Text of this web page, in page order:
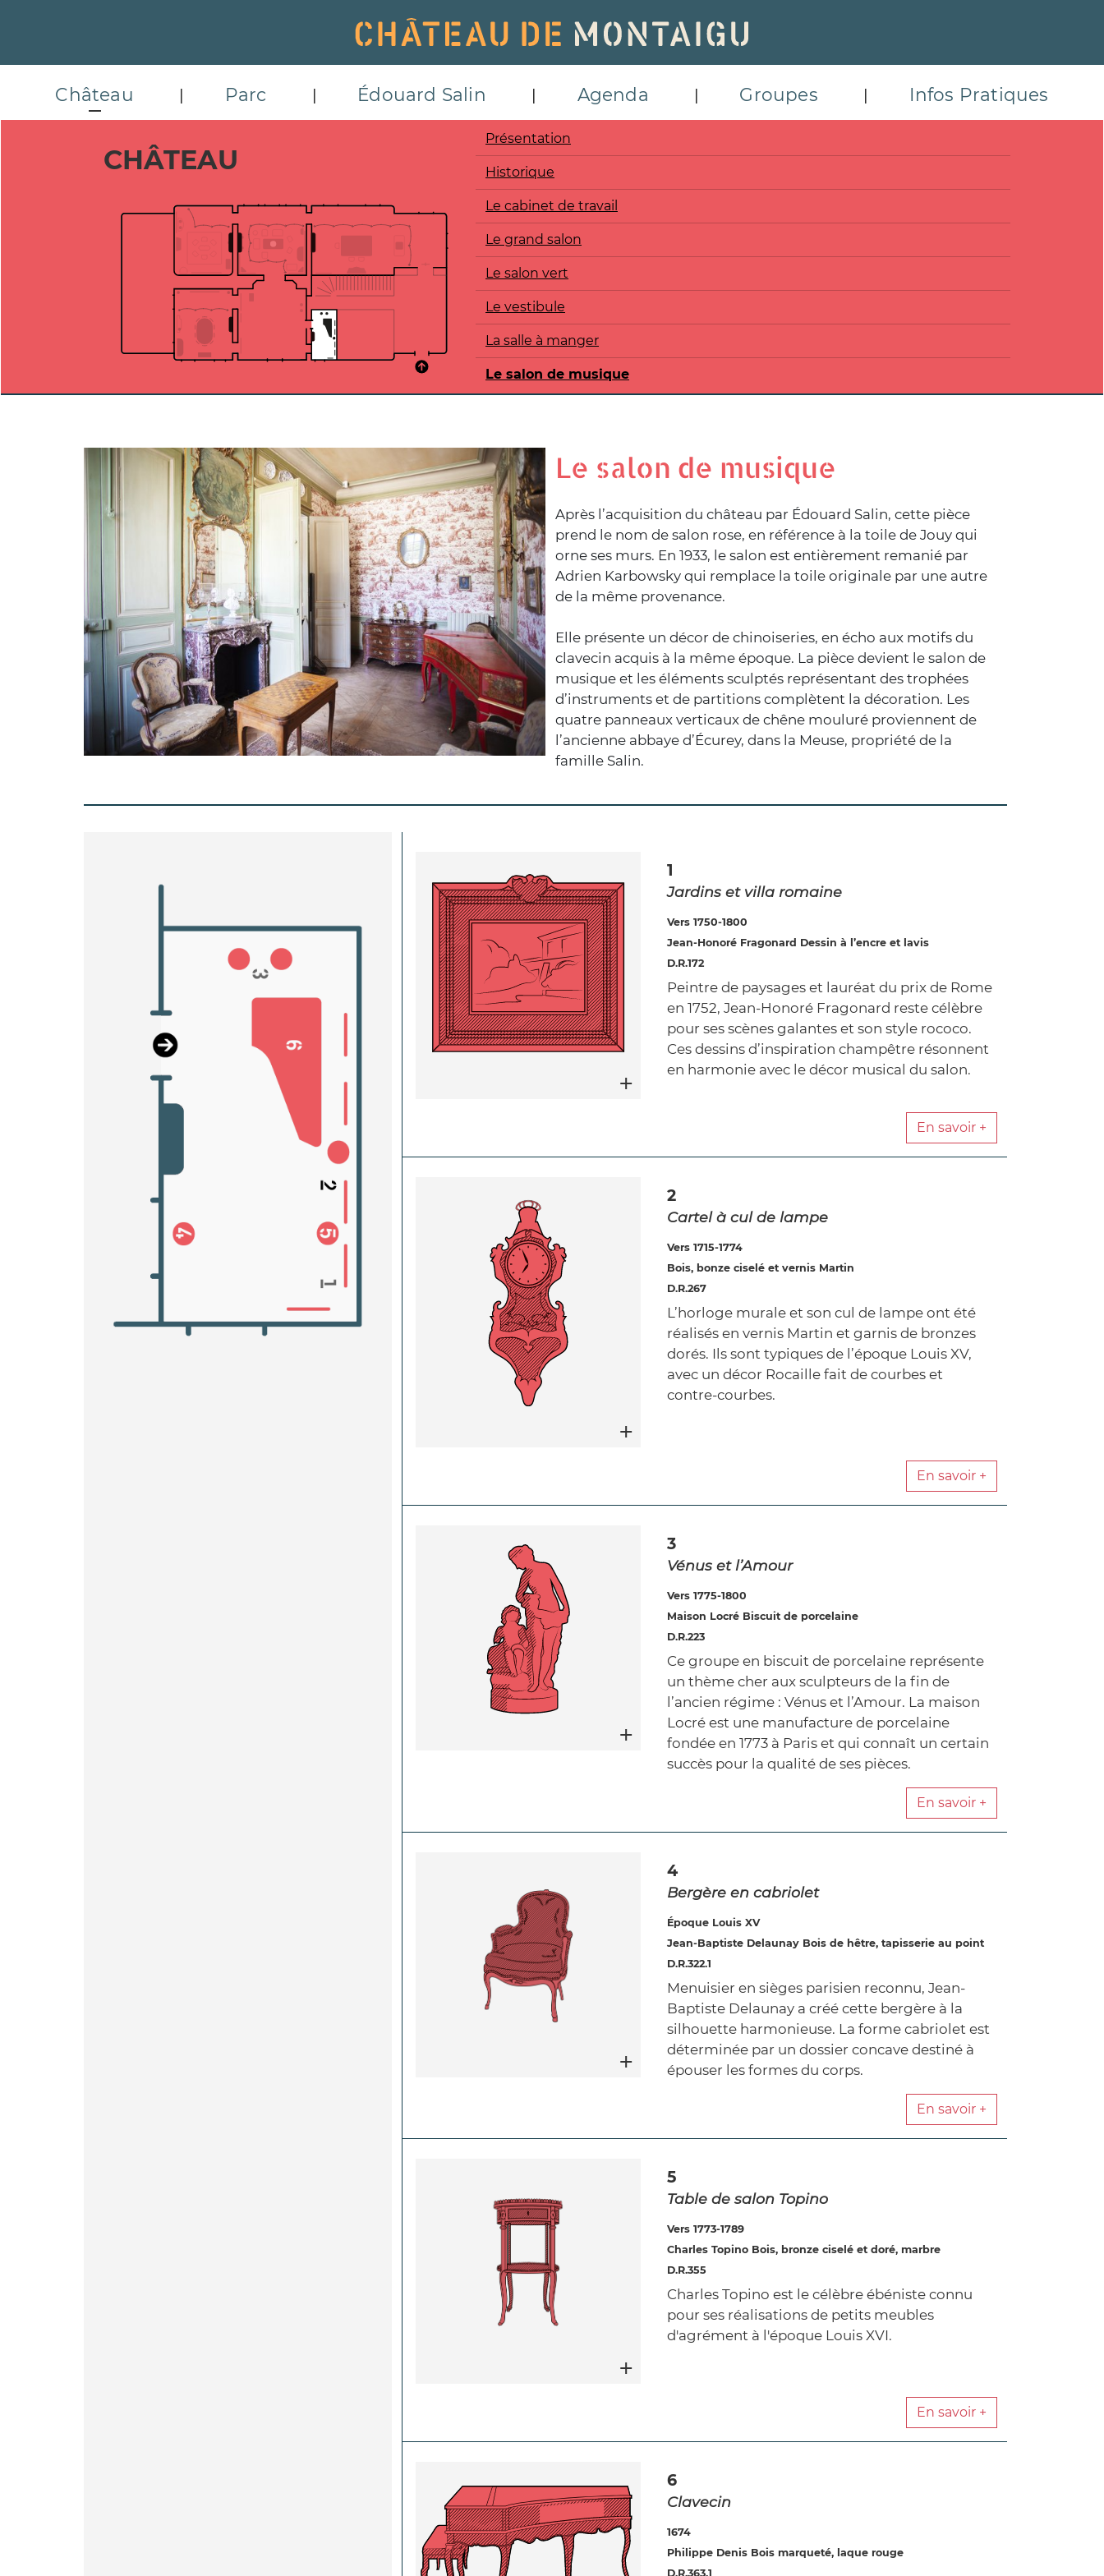
Château Parc Édouard Salin Agenda Groupes Infos Pratiques
CHÂTEAU
Présentation
Historique
Le cabinet de travail
Le grand salon
Le salon vert
Le vestibule
La salle à manger
Le salon de musique
Le salon de musique
Après l’acquisition du château par Édouard Salin, cette pièce
prend le nom de salon rose, en référence à la toile de Jouy qui
orne ses murs. En 1933, le salon est entièrement remanié par
Adrien Karbowsky qui remplace la toile originale par une autre
de la même provenance.
Elle présente un décor de chinoiseries, en écho aux motifs du
clavecin acquis à la même époque. La pièce devient le salon de
musique et les éléments sculptés représentant des trophées
d’instruments et de partitions complètent la décoration. Les
quatre panneaux verticaux de chêne mouluré proviennent de
l’ancienne abbaye d’Écurey, dans la Meuse, propriété de la
famille Salin.
1
Jardins et villa romaine
Vers 1750-1800
Jean-Honoré Fragonard Dessin à l’encre et lavis
D.R.172
Peintre de paysages et lauréat du prix de Rome
en 1752, Jean-Honoré Fragonard reste célèbre
pour ses scènes galantes et son style rococo.
Ces dessins d’inspiration champêtre résonnent
en harmonie avec le décor musical du salon.
En savoir +
2
Cartel à cul de lampe
Vers 1715-1774
Bois, bonze ciselé et vernis Martin
D.R.267
L’horloge murale et son cul de lampe ont été
réalisés en vernis Martin et garnis de bronzes
dorés. Ils sont typiques de l’époque Louis XV,
avec un décor Rocaille fait de courbes et
contre-courbes.
En savoir +
3
Vénus et l’Amour
Vers 1775-1800
Maison Locré Biscuit de porcelaine
D.R.223
Ce groupe en biscuit de porcelaine représente
un thème cher aux sculpteurs de la fin de
l’ancien régime : Vénus et l’Amour. La maison
Locré est une manufacture de porcelaine
fondée en 1773 à Paris et qui connaît un certain
succès pour la qualité de ses pièces.
En savoir +
4
Bergère en cabriolet
Époque Louis XV
Jean-Baptiste Delaunay Bois de hêtre, tapisserie au point
D.R.322.1
Menuisier en sièges parisien reconnu, Jean-
Baptiste Delaunay a créé cette bergère à la
silhouette harmonieuse. La forme cabriolet est
déterminée par un dossier concave destiné à
épouser les formes du corps.
En savoir +
5
Table de salon Topino
Vers 1773-1789
Charles Topino Bois, bronze ciselé et doré, marbre
D.R.355
Charles Topino est le célèbre ébéniste connu
pour ses réalisations de petits meubles
d'agrément à l'époque Louis XVI.
En savoir +
6
Clavecin
1674
Philippe Denis Bois marqueté, laque rouge
D.R.363.1